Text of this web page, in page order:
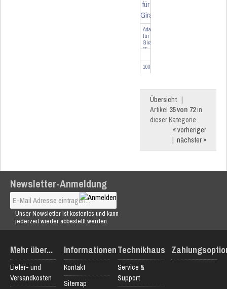
Adapter
für
Gira
55
103091
Übersicht |
Artikel 35 von 72in
dieser Kategorie
« vorheriger
| nächster »
Newsletter-Anmeldung
Unser Newsletter ist kostenlos und kann
jederzeit wieder abbestellt werden.
Mehr über...
Liefer- und
Versandkosten
Informationen
Kontakt
Sitemap
Technikhaus
Service &
Support